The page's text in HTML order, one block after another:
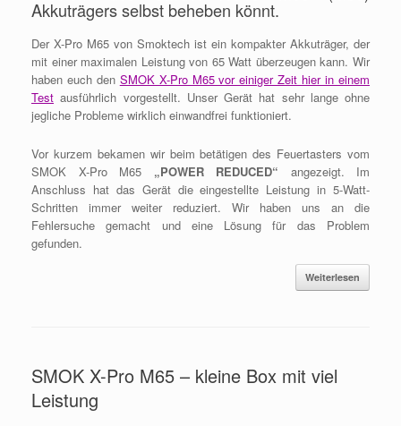
Akkuträgers selbst beheben könnt.
Der X-Pro M65 von Smoktech ist ein kompakter Akkuträger, der
mit einer maximalen Leistung von 65 Watt überzeugen kann. Wir
haben euch den SMOK X-Pro M65 vor einiger Zeit hier in einem
Test ausführlich vorgestellt. Unser Gerät hat sehr lange ohne
jegliche Probleme wirklich einwandfrei funktioniert.
Vor kurzem bekamen wir beim betätigen des Feuertasters vom
SMOK X-Pro M65 „POWER REDUCED“ angezeigt. Im
Anschluss hat das Gerät die eingestellte Leistung in 5-Watt-
Schritten immer weiter reduziert. Wir haben uns an die
Fehlersuche gemacht und eine Lösung für das Problem
gefunden.
Weiterlesen
SMOK X-Pro M65 – kleine Box mit viel
Leistung